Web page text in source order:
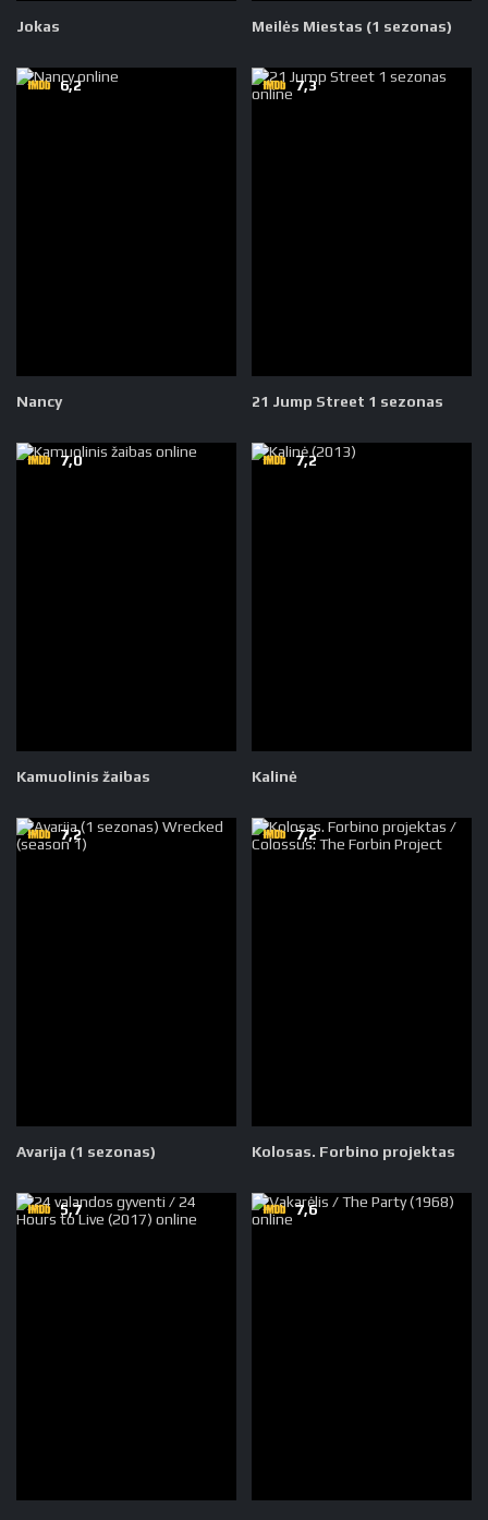
Jokas Meilės Miestas (1 sezonas)
Nancy
6,2
21 Jump Street 1 sezonas
7,3
Kamuolinis žaibas
7,0
Kalinė
7,2
Avarija (1 sezonas)
7,2
Kolosas. Forbino projektas
7,2
5,7 7,6